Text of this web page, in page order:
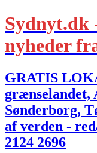
Sydnyt.dk
nyheder
GRATIS
grænselandet,
Sønderborg,
af verden -
2124 2696